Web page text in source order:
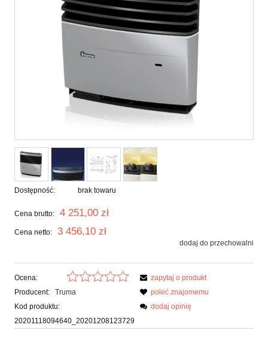
Dostępność: brak towaru
Cena brutto: 4 251,00 zł
Cena netto: 3 456,10 zł
dodaj do przechowalni
Ocena:
Producent:
Truma
Kod produktu:
20201118094640_20201208123729
zapytaj o produkt
poleć znajomemu
dodaj opinię